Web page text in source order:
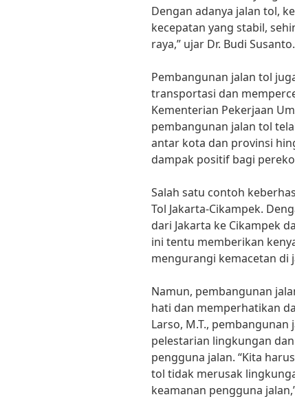
Dengan adanya jalan tol,
kecepatan yang stabil,
raya,” ujar Dr. Budi Susanto.
Pembangunan jalan tol
transportasi dan
Kementerian Pekerjaan
pembangunan jalan tol
antar kota dan provinsi
dampak positif bagi
Salah satu contoh
Tol Jakarta-Cikampek.
dari Jakarta ke Cikampek
ini tentu memberikan
mengurangi kemacetan di
Namun, pembangunan
hati dan memperhatikan
Larso, M.T.,
pelestarian lingkungan
pengguna jalan. “Kita
tol tidak merusak
keamanan pengguna